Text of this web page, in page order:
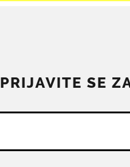
PRIJAVITE SE